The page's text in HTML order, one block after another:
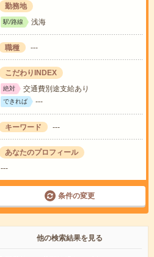
勤務地
駅/路線 浅海
職種 ---
こだわりINDEX
絶対 交通費別途支給あり
できれば ---
キーワード ---
あなたのプロフィール
---
条件の変更
他の検索結果を見る